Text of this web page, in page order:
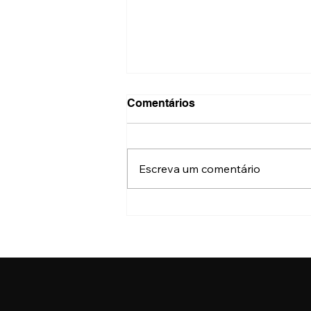
Comentários
Escreva um comentário